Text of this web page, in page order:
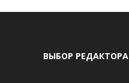
ВЫБОР РЕДАКТОРА